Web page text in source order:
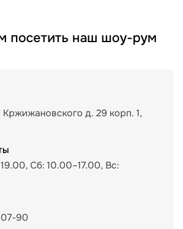
посетить наш шоу-рум
Кржижановского д. 29 корп. 1,
Сб: 10.00–17.00, Вс:
90